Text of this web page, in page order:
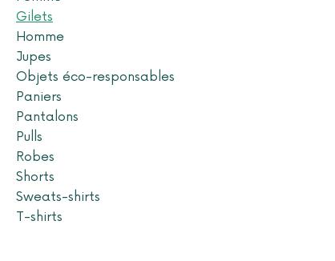
Gilets
Homme
Jupes
Objets éco-responsables
Paniers
Pantalons
Pulls
Robes
Shorts
Sweats-shirts
T-shirts